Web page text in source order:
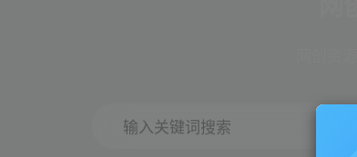
输入关键词搜索